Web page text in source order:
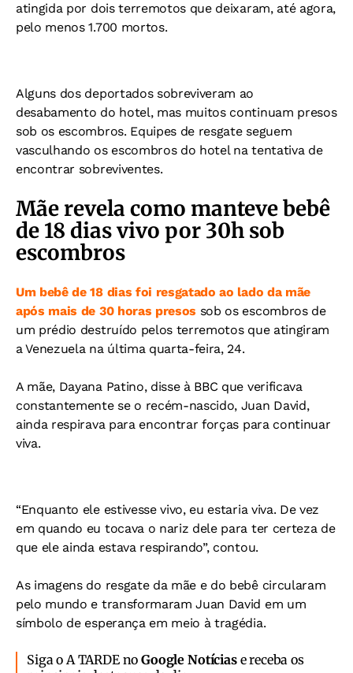
atingida por dois terremotos que deixaram, até agora,
pelo menos 1.700 mortos.
Alguns dos deportados sobreviveram ao
desabamento do hotel, mas muitos continuam presos
sob os escombros. Equipes de resgate seguem
vasculhando os escombros do hotel na tentativa de
encontrar sobreviventes.
Mãe revela como manteve bebê
de 18 dias vivo por 30h sob
escombros
Um bebê de 18 dias foi resgatado ao lado da mãe
após mais de 30 horas presos sob os escombros de
um prédio destruído pelos terremotos que atingiram
a Venezuela na última quarta-feira, 24.
A mãe, Dayana Patino, disse à BBC que verificava
constantemente se o recém-nascido, Juan David,
ainda respirava para encontrar forças para continuar
viva.
“Enquanto ele estivesse vivo, eu estaria viva. De vez
em quando eu tocava o nariz dele para ter certeza de
que ele ainda estava respirando”, contou.
As imagens do resgate da mãe e do bebê circularam
pelo mundo e transformaram Juan David em um
símbolo de esperança em meio à tragédia.
Siga o A TARDE noGoogle Notíciase receba os